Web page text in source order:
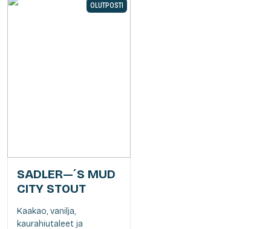
OLUTPOSTI
SADLER—´S MUD
CITY STOUT
Kaakao, vanilja,
kaurahiutaleet ja